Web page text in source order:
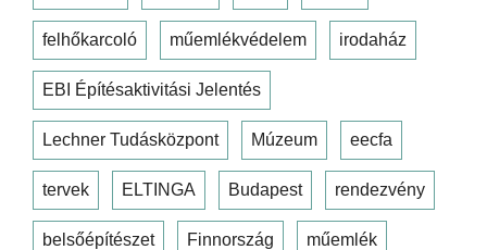
felhőkarcoló műemlékvédelem irodaház
EBI Építésaktivitási Jelentés
Lechner Tudásközpont Múzeum eecfa
tervek ELTINGA Budapest rendezvény
belsőépítészet Finnország műemlék